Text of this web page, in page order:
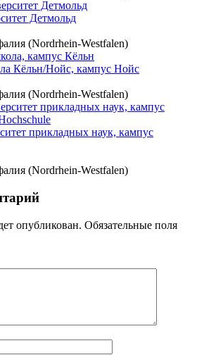
Детмольд
(Nordrhein-Westfalen)
Кёльн/Нойс, кампус Нойс
(Nordrhein-Westfalen)
прикладных наук, кампус
(Nordrhein-Westfalen)
опубликован. Обязательные поля